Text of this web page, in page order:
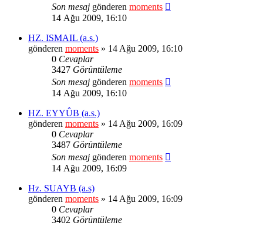
Son mesaj gönderen moments
14 Ağu 2009, 16:10
HZ. ISMAIL (a.s.)
gönderen moments » 14 Ağu 2009, 16:10
0 Cevaplar
3427 Görüntüleme
Son mesaj gönderen moments
14 Ağu 2009, 16:10
HZ. EYYÛB (a.s.)
gönderen moments » 14 Ağu 2009, 16:09
0 Cevaplar
3487 Görüntüleme
Son mesaj gönderen moments
14 Ağu 2009, 16:09
Hz. SUAYB (a.s)
gönderen moments » 14 Ağu 2009, 16:09
0 Cevaplar
3402 Görüntüleme